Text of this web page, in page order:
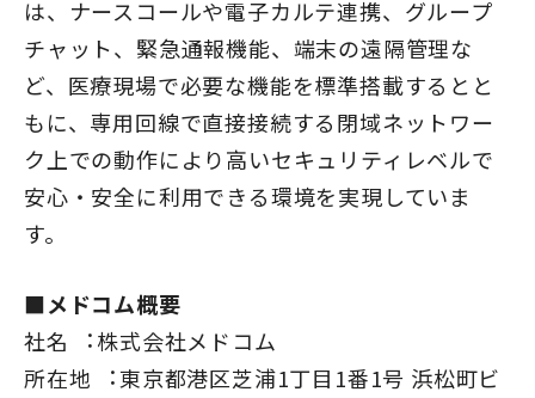
は、ナースコールや電子カルテ連携、グループ
チャット、緊急通報機能、端末の遠隔管理な
ど、医療現場で必要な機能を標準搭載するとと
もに、専用回線で直接接続する閉域ネットワー
ク上での動作により高いセキュリティレベルで
安心・安全に利用できる環境を実現していま
す。
■メドコム概要
社名 ︓株式会社メドコム
所在地 ︓東京都港区芝浦1丁目1番1号 浜松町ビ